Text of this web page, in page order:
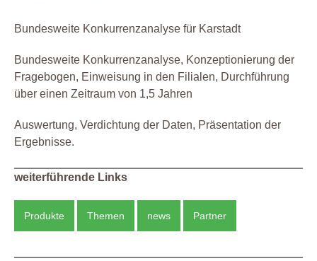
Bundesweite Konkurrenzanalyse für Karstadt
Bundesweite Konkurrenzanalyse, Konzeptionierung der
Fragebogen, Einweisung in den Filialen, Durchführung
über einen Zeitraum von 1,5 Jahren
Auswertung, Verdichtung der Daten, Präsentation der
Ergebnisse.
weiterführende Links
Produkte Themen news Partner